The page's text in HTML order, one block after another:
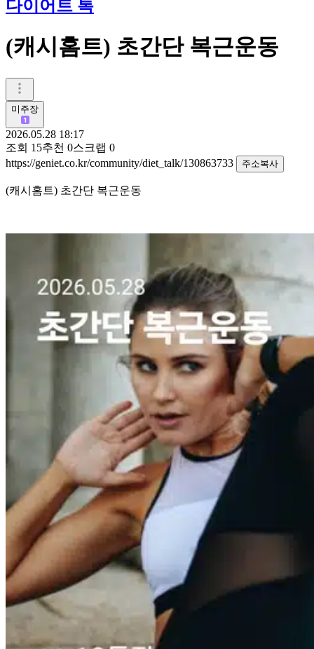
다이어트 톡
(캐시홈트) 초간단 복근운동
미주장
2026.05.28 18:17
조회 15추천 0스크랩 0
https://geniet.co.kr/community/diet_talk/130863733
주소복사
(캐시홈트) 초간단 복근운동